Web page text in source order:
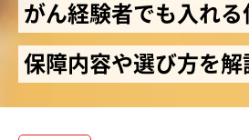
がん経験者でも入れる
保障内容や選び方を解